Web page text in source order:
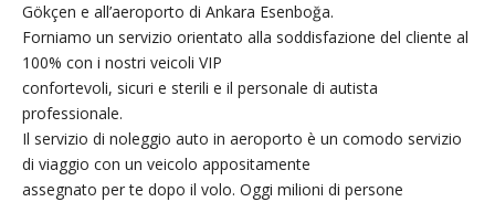
Gökçen e all’aeroporto di Ankara Esenboğa.
Forniamo un servizio orientato alla soddisfazione del cliente al
100% con i nostri veicoli VIP
confortevoli, sicuri e sterili e il personale di autista
professionale.
Il servizio di noleggio auto in aeroporto è un comodo servizio
di viaggio con un veicolo appositamente
assegnato per te dopo il volo. Oggi milioni di persone